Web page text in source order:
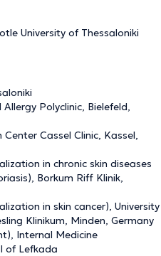
University of Thessaloniki
Polyclinic, Bielefeld,
Cassel Clinic, Kassel,
in chronic skin diseases
Borkum Riff Klinik,
in skin cancer), University
Klinikum, Minden, Germany
Internal Medicine
of Lefkada